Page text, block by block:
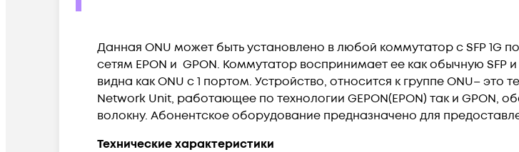
Данная ONU может быть установлено в любой коммутатор с SFP 1G
сетям EPON и GPON. Коммутатор воспринимает ее как обычную SFP
видна как ONU с 1 портом. Устройство, относится к группе ONU–
Network Unit, работающее по технологии GEPON(EPON) так и
волокну. Абонентское оборудование предназначено для
Технические характеристики